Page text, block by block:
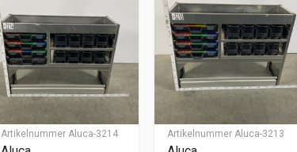
Artikelnummer Aluca-3214 Artikelnummer Aluca-3213